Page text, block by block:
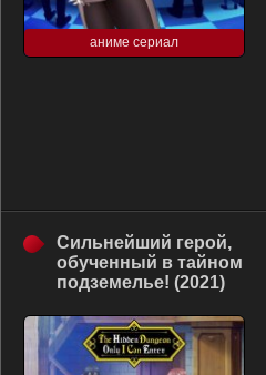
аниме сериал
Сильнейший герой,
обученный в тайном
подземелье! (2021)